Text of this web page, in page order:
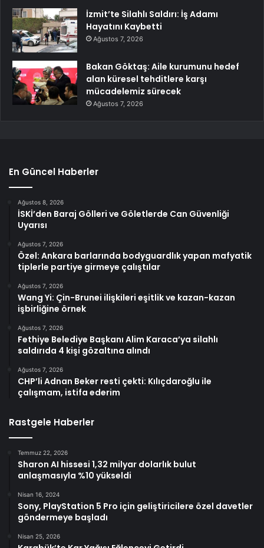
İzmit’te Silahlı Saldırı: İş Adamı
Hayatını Kaybetti
Ağustos 7, 2026
Bakan Göktaş: Aile kurumunu hedef
alan küresel tehditlere karşı
mücadelemiz sürecek
Ağustos 7, 2026
En Güncel Haberler
Ağustos 8, 2026
İSKİ’den Baraj Gölleri ve Göletlerde Can Güvenliği
Uyarısı
Ağustos 7, 2026
Özel: Ankara barlarında bodyguardlık yapan mafyatik
tiplerle partiye girmeye çalıştılar
Ağustos 7, 2026
Wang Yi: Çin-Brunei ilişkileri eşitlik ve kazan-kazan
işbirliğine örnek
Ağustos 7, 2026
Fethiye Belediye Başkanı Alim Karaca’ya silahlı
saldırıda 4 kişi gözaltına alındı
Ağustos 7, 2026
CHP’li Adnan Beker resti çekti: Kılıçdaroğlu ile
çalışmam, istifa ederim
Rastgele Haberler
Temmuz 22, 2026
Sharon AI hissesi 1,32 milyar dolarlık bulut
anlaşmasıyla %10 yükseldi
Nisan 16, 2024
Sony, PlayStation 5 Pro için geliştiricilere özel davetler
göndermeye başladı
Nisan 25, 2026